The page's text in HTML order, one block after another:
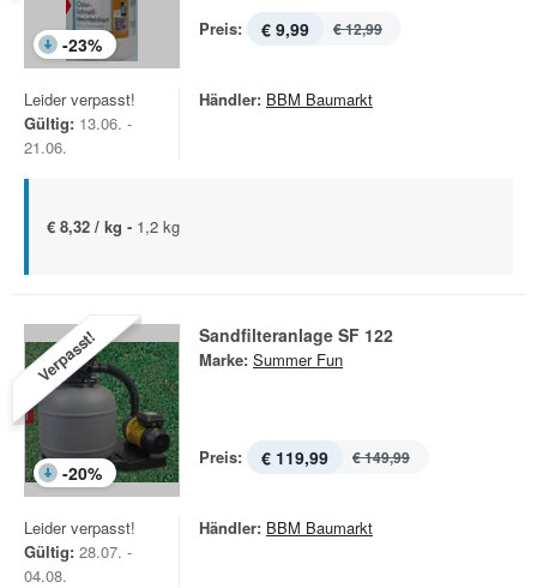
-23%
Preis: € 9,99 € 12,99
Leider verpasst!
Gültig: 13.06. -
21.06.
Händler: BBM Baumarkt
€ 8,32 / kg - 1,2 kg
Verpasst!
-20%
Sandfilteranlage SF 122
Marke: Summer Fun
Preis: € 119,99 € 149,99
Leider verpasst!
Gültig: 28.07. -
04.08.
Händler: BBM Baumarkt